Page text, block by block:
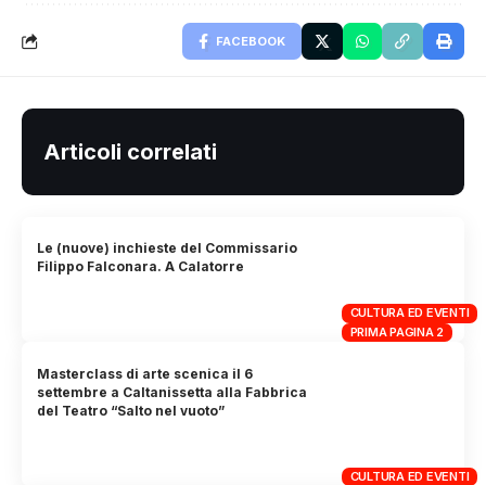
FACEBOOK
Articoli correlati
CULTURA ED EVENTI
PRIMA PAGINA 2
Le (nuove) inchieste del Commissario
Filippo Falconara. A Calatorre
CULTURA ED EVENTI
Masterclass di arte scenica il 6
settembre a Caltanissetta alla Fabbrica
del Teatro “Salto nel vuoto”